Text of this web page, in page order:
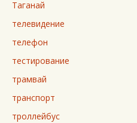
Таганай
телевидение
телефон
тестирование
трамвай
транспорт
троллейбус